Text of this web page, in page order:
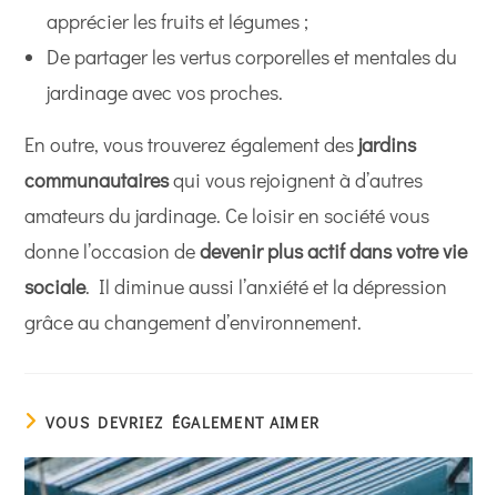
apprécier les fruits et légumes ;
De partager les vertus corporelles et mentales du
jardinage avec vos proches.
En outre, vous trouverez également desjardins
communautairesqui vous rejoignent à d’autres
amateurs du jardinage. Ce loisir en société vous
donne l’occasion dedevenir plus actif dans votre vie
sociale. Il diminue aussi l’anxiété et la dépression
grâce au changement d’environnement.
VOUS DEVRIEZ ÉGALEMENT AIMER